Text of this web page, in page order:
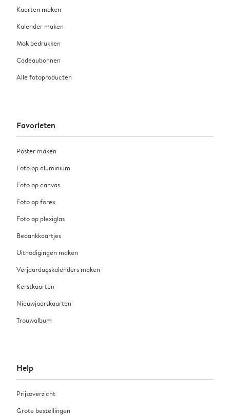
Kaarten maken
Kalender maken
Mok bedrukken
Cadeaubonnen
Alle fotoproducten
Favorieten
Poster maken
Foto op aluminium
Foto op canvas
Foto op forex
Foto op plexiglas
Bedankkaartjes
Uitnodigingen maken
Verjaardagskalenders maken
Kerstkaarten
Nieuwjaarskaarten
Trouwalbum
Help
Prijsoverzicht
Grote bestellingen